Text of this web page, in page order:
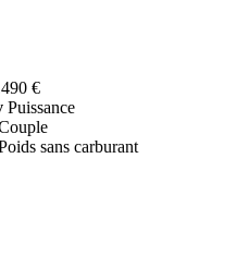
€
Puissance
sans carburant